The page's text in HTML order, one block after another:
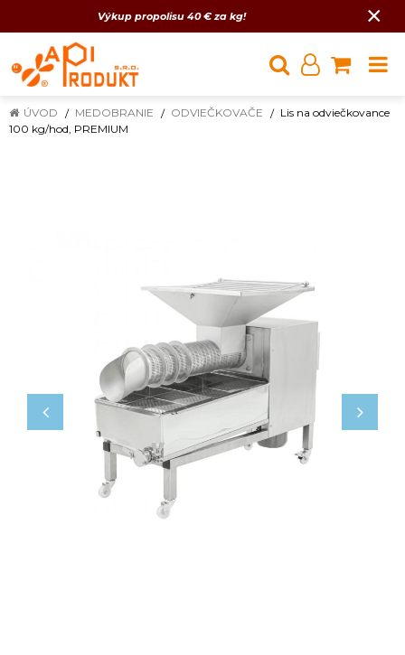
Výkup propolisu 40 € za kg! ×
ÚVOD MEDOBRANIE ODVIEČKOVAČE
Lis na odviečkovance
100 kg/hod, PREMIUM